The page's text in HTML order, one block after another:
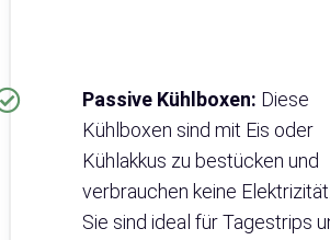
Passive Kühlboxen: Diese
Kühlboxen sind mit Eis oder
Kühlakkus zu bestücken und
verbrauchen keine Elektrizität.
Sie sind ideal für Tagestrips